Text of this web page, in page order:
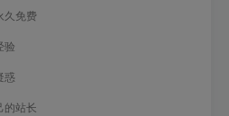
久免费
验
惑
的站长